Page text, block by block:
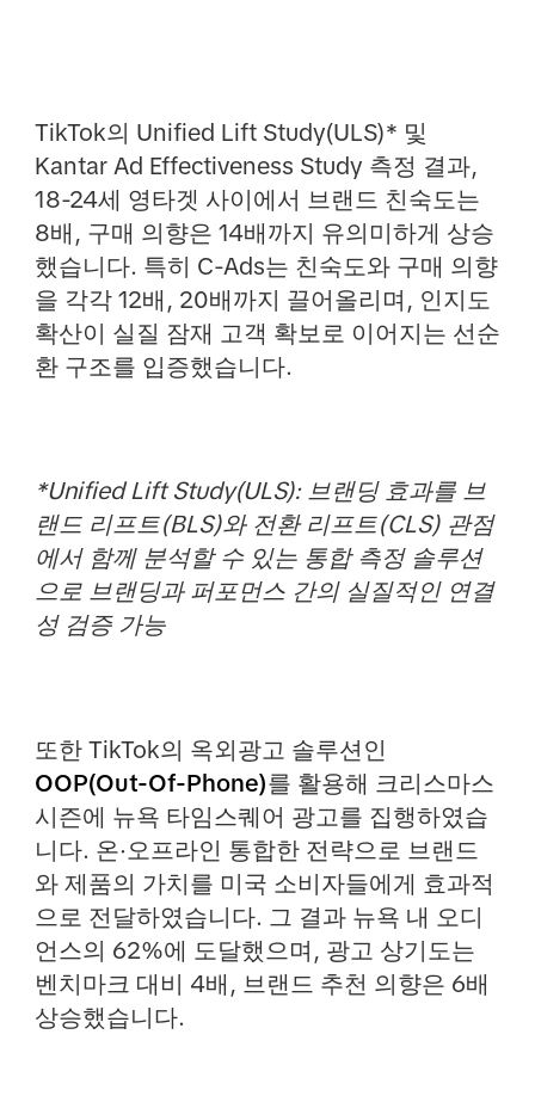
TikTok의 Unified Lift Study(ULS)* 및
Kantar Ad Effectiveness Study 측정 결과,
18-24세 영타겟 사이에서 브랜드 친숙도는
8배, 구매 의향은 14배까지 유의미하게 상승
했습니다. 특히 C-Ads는 친숙도와 구매 의향
을 각각 12배, 20배까지 끌어올리며, 인지도
확산이 실질 잠재 고객 확보로 이어지는 선순
환 구조를 입증했습니다.
*Unified Lift Study(ULS): 브랜딩 효과를 브
랜드 리프트(BLS)와 전환 리프트(CLS) 관점
에서 함께 분석할 수 있는 통합 측정 솔루션
으로 브랜딩과 퍼포먼스 간의 실질적인 연결
성 검증 가능
또한 TikTok의 옥외광고 솔루션인
OOP(Out-Of-Phone)를 활용해 크리스마스
시즌에 뉴욕 타임스퀘어 광고를 집행하였습
니다. 온·오프라인 통합한 전략으로 브랜드
와 제품의 가치를 미국 소비자들에게 효과적
으로 전달하였습니다. 그 결과 뉴욕 내 오디
언스의 62%에 도달했으며, 광고 상기도는
벤치마크 대비 4배, 브랜드 추천 의향은 6배
상승했습니다.